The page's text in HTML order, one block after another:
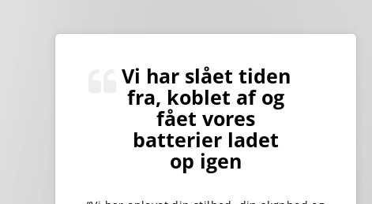
Vi har slået tiden
fra, koblet af og
fået vores
batterier ladet
op igen